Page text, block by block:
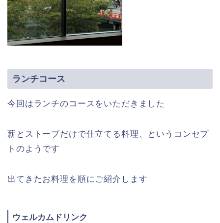
ランチコース
今回はランチのコースをいただきました
薪とストーブだけで仕立てる料理、というコンセプ
トのようです
出てきたお料理を順にご紹介します
ウェルカムドリンク